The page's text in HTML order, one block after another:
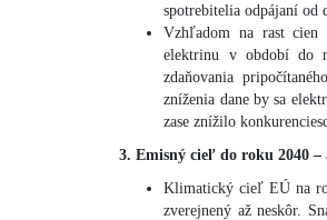
spotrebitelia odpájaní od
Vzhľadom na rast cien
elektrinu v období do
zdaňovania
zníženia dane by sa
zase znížilo
3. Emisný cieľ do roku 2040
Klimatický cieľ EÚ na
zverejnený až neskôr.